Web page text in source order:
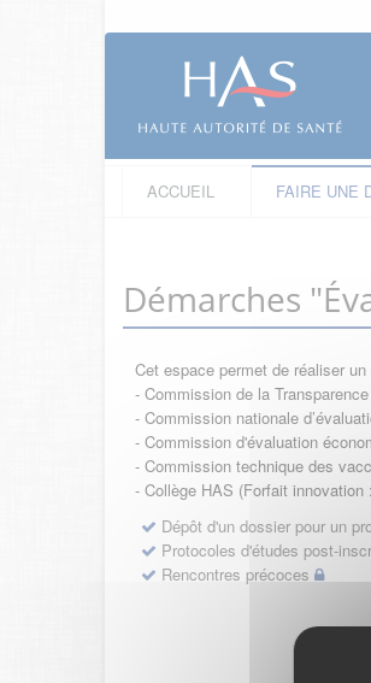
ACCUEIL FAIRE UNE
Démarches
Cet espace permet de réaliser
- Commission de la
- Commission nationale
- Commission d'évaluation
- Commission technique des
- Collège HAS (Forfait
Dépôt d'un dossier pour un
Protocoles d'études post-
Rencontres précoces